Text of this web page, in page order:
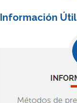
Información Útil